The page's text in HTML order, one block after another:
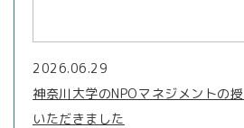
2026.06.29
神奈川大学のNPOマネジメントの
いただきました